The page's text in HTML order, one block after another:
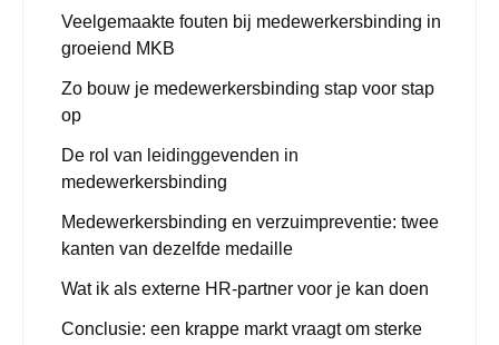
Veelgemaakte fouten bij medewerkersbinding in
groeiend MKB
Zo bouw je medewerkersbinding stap voor stap
op
De rol van leidinggevenden in
medewerkersbinding
Medewerkersbinding en verzuimpreventie: twee
kanten van dezelfde medaille
Wat ik als externe HR-partner voor je kan doen
Conclusie: een krappe markt vraagt om sterke